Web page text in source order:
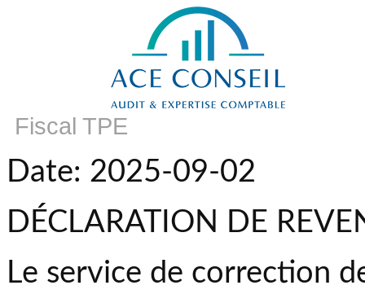
Fiscal TPE
Date: 2025-09-02
DÉCLARATION DE
Le service de correction